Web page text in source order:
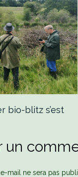
bio-blitz s’est
un
mail ne sera pas